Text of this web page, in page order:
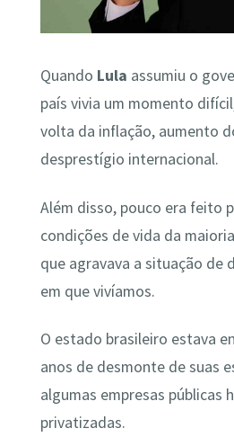
Quando Lula assumiu o
país vivia um momento
volta da inflação, aumento
desprestígio internacional.
Além disso, pouco era feito
condições de vida da
que agravava a situação de
em que vivíamos.
O estado brasileiro estava
anos de desmonte de suas
algumas empresas públicas
privatizadas.